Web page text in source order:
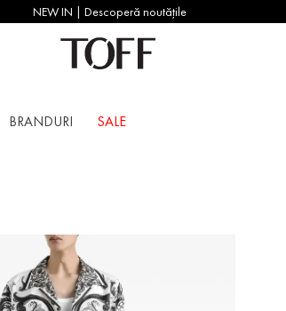
NEW IN | Descoperă noutățile
BRANDURI SALE